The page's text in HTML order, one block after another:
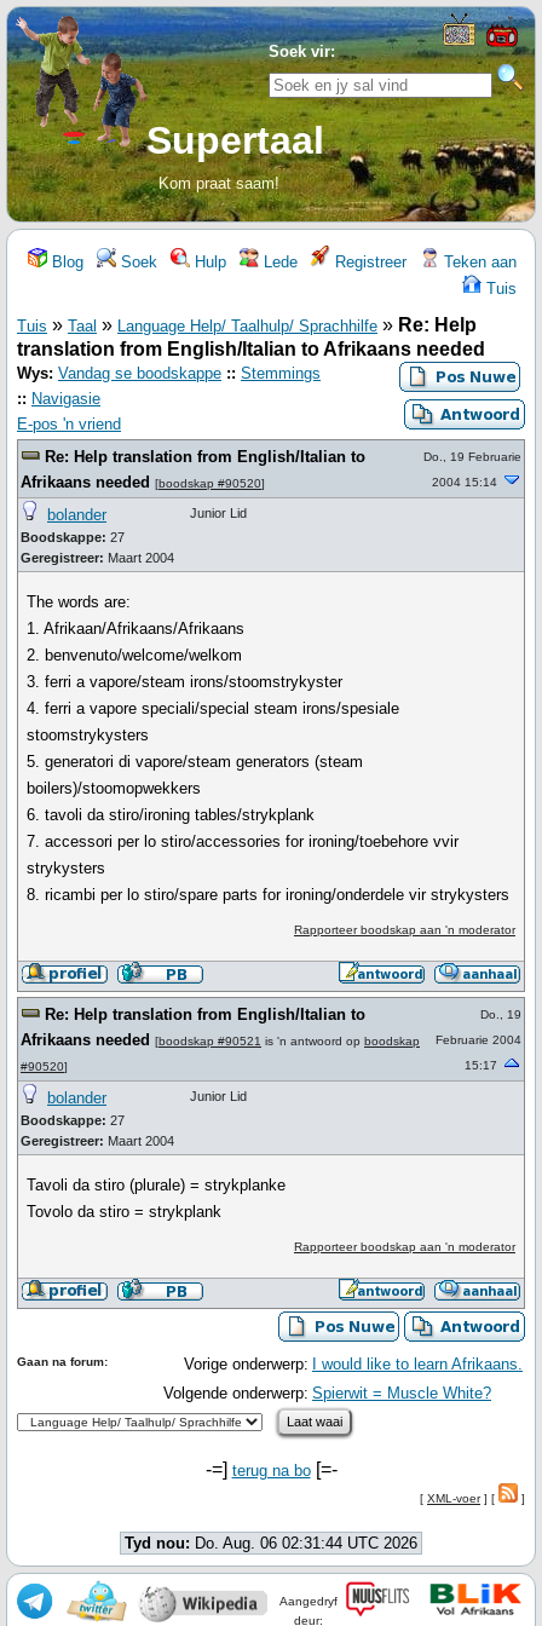
Soek vir:
Supertaal
Kom praat saam!
Blog Soek Hulp Lede Registreer
Teken aan
Tuis
Tuis » Taal » Language Help/ Taalhulp/ Sprachhilfe » Re: Help
translation from English/Italian to Afrikaans needed
Wys: Vandag se boodskappe :: Stemmings
:: Navigasie
E-pos 'n vriend
Re: Help translation from English/Italian to
Afrikaans needed [boodskap #90520]
Do., 19 Februarie
2004 15:14
bolander
Boodskappe: 27
Geregistreer: Maart 2004
Junior Lid
The words are:
1. Afrikaan/Afrikaans/Afrikaans
2. benvenuto/welcome/welkom
3. ferri a vapore/steam irons/stoomstrykyster
4. ferri a vapore speciali/special steam irons/spesiale
stoomstrykysters
5. generatori di vapore/steam generators (steam
boilers)/stoomopwekkers
6. tavoli da stiro/ironing tables/strykplank
7. accessori per lo stiro/accessories for ironing/toebehore vvir
strykysters
8. ricambi per lo stiro/spare parts for ironing/onderdele vir strykysters
Rapporteer boodskap aan 'n moderator
Re: Help translation from English/Italian to
Afrikaans needed [boodskap #90521 is 'n antwoord op boodskap
#90520]
Do., 19
Februarie 2004
15:17
bolander
Boodskappe: 27
Geregistreer: Maart 2004
Junior Lid
Tavoli da stiro (plurale) = strykplanke
Tovolo da stiro = strykplank
Rapporteer boodskap aan 'n moderator
Vorige onderwerp:
I would like to learn Afrikaans.
Volgende onderwerp: Spierwit = Muscle White?
Gaan na forum:
-=] terug na bo[=-
[ XML-voer] [ ]
Tyd nou: Do. Aug. 06 02:31:44 UTC 2026
Aangedryf
deur: